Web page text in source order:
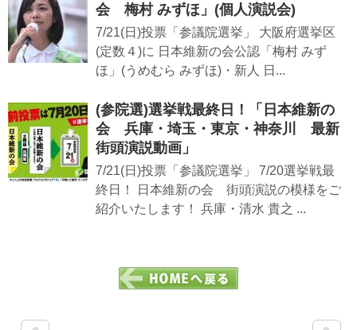
会 梅村 みずほ」(個人演説会)
7/21(日)投票「参議院選挙」 大阪府選挙区
(定数４)に 日本維新の会公認「梅村 みず
ほ」(うめむら みずほ)・新人 日...
(参院選)選挙戦最終日！「日本維新の
会 兵庫・埼玉・東京・神奈川 最新
街頭演説動画」
7/21(日)投票「参議院選挙」 7/20選挙戦最
終日！ 日本維新の会 街頭演説の模様をご
紹介いたします！ 兵庫・清水 貴之 ...